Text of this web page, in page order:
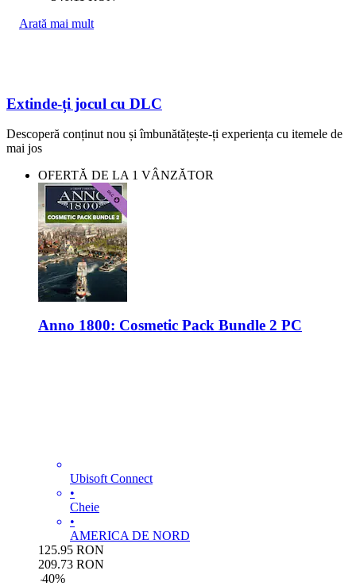
Arată mai mult
Extinde-ți jocul cu DLC
Descoperă conținut nou și îmbunătățește-ți experiența cu itemele de
mai jos
OFERTĂ DE LA 1 VÂNZĂTOR
Anno 1800: Cosmetic Pack Bundle 2 PC
Ubisoft Connect
•
Cheie
•
AMERICA DE NORD
125.95 RON
209.73 RON
-40%